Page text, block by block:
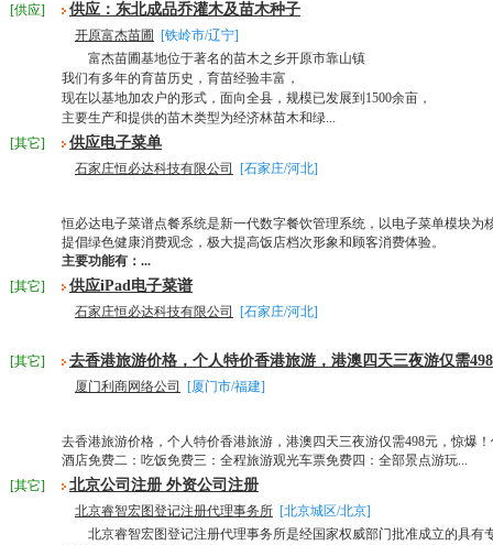
[供应] 供应：东北成品乔灌木及苗木种子
开原富杰苗圃
[铁岭市/辽宁]
富杰苗圃基地位于著名的苗木之乡开原市靠山镇
我们有多年的育苗历史，育苗经验丰富，
现在以基地加农户的形式，面向全县，规模已发展到1500余亩，
主要生产和提供的苗木类型为经济林苗木和绿...
[其它]
供应电子菜单
石家庄恒必达科技有限公司 [石家庄/河北]
恒必达电子菜谱点餐系统是新一代数字餐饮管理系统，以电子菜单模块
提倡绿色健康消费观念，极大提高饭店档次形象和顾客消费体验。
主要功能有：...
[其它]
供应iPad电子菜谱
石家庄恒必达科技有限公司 [石家庄/河北]
[其它] 去香港旅游价格，个人特价香港旅游，港澳四天三夜游仅需
厦门利商网络公司 [厦门市/福建]
去香港旅游价格，个人特价香港旅游，港澳四天三夜游仅需498元，惊爆
酒店免费二：吃饭免费三：全程旅游观光车票免费四：全部景点游玩...
[其它]
北京公司注册 外资公司注册
北京睿智宏图登记注册代理事务所 [北京城区/北京]
北京睿智宏图登记注册代理事务所是经国家权威部门批准成立的具